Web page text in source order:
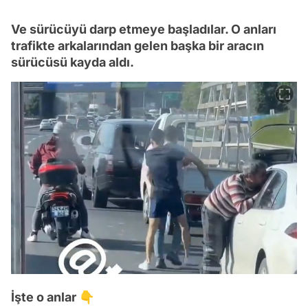
Ve sürücüyü darp etmeye başladılar. O anları
trafikte arkalarından gelen başka bir aracın
sürücüsü kayda aldı.
İşte o anlar 👇